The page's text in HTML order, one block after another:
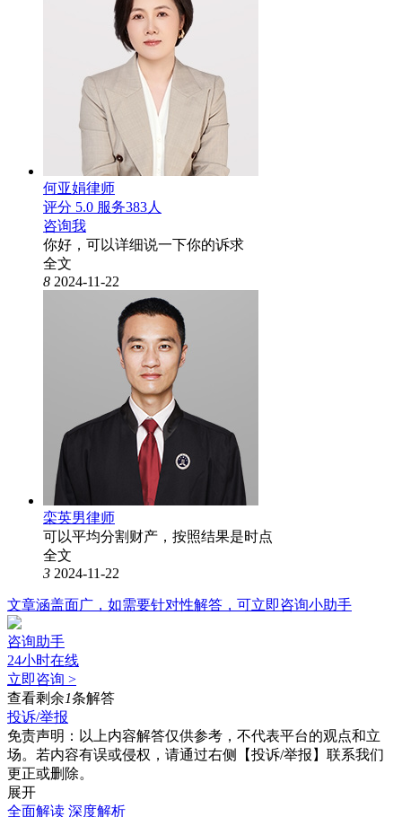
何亚娟律师
评分 5.0 服务383人
咨询我
你好，可以详细说一下你的诉求
全文
8 2024-11-22
栾英男律师
可以平均分割财产，按照结果是时点
全文
3 2024-11-22
文章涵盖面广，如需要针对性解答，可立即咨询小助手
咨询助手
24小时在线
立即咨询 >
查看剩余1条解答
投诉/举报
免责声明：以上内容解答仅供参考，不代表平台的观点和立
场。若内容有误或侵权，请通过右侧【投诉/举报】联系我们
更正或删除。
展开
全面解读 深度解析